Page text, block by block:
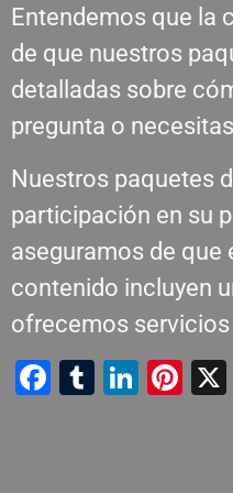
Entendemos que la
de que nuestros
detalladas sobre
pregunta o
Nuestros paquetes
participación en su
aseguramos de
contenido incluyen
ofrecemos
Facebook
Tumblr